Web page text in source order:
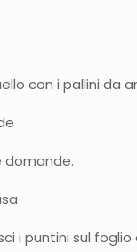
con i pallini da
domande.
i puntini sul